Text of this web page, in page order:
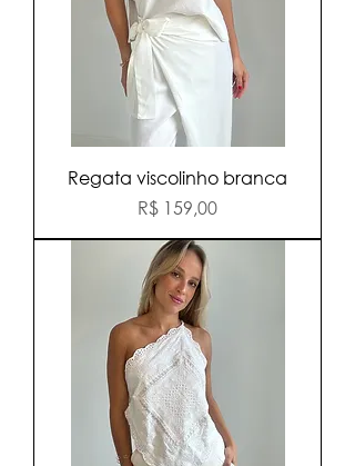
Regata viscolinho branca
Preço
R$ 159,00